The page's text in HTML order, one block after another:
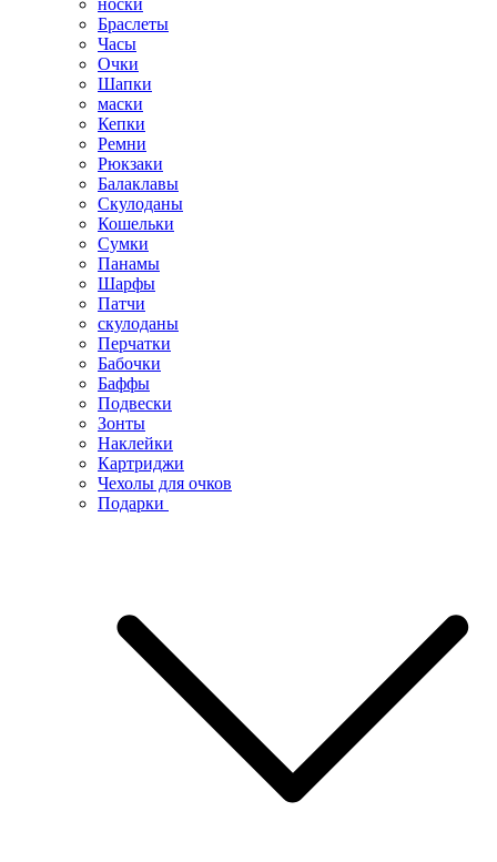
Браслеты
Часы
Очки
Шапки
маски
Кепки
Ремни
Рюкзаки
Балаклавы
Скулоданы
Кошельки
Сумки
Панамы
Шарфы
Патчи
скулоданы
Перчатки
Бабочки
Баффы
Подвески
Зонты
Наклейки
Картриджи
Чехолы для очков
Подарки